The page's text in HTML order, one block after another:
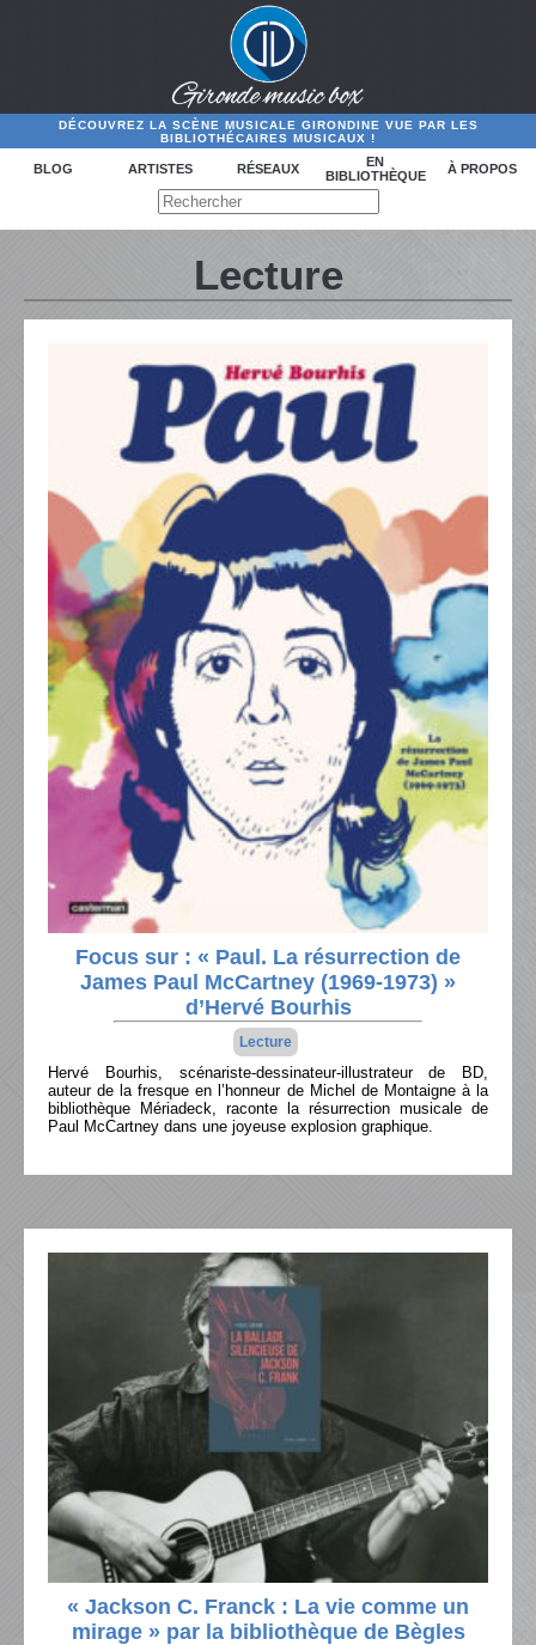
DÉCOUVREZ LA SCÈNE MUSICALE GIRONDINE VUE PAR LES
BIBLIOTHÉCAIRES MUSICAUX !
BLOG ARTISTES RÉSEAUX
EN
BIBLIOTHÈQUE
À PROPOS
Lecture
Focus sur : « Paul. La résurrection de
James Paul McCartney (1969-1973) »
d’Hervé Bourhis
Lecture
Hervé Bourhis, scénariste-dessinateur-illustrateur de BD,
auteur de la fresque en l’honneur de Michel de Montaigne à la
bibliothèque Mériadeck, raconte la résurrection musicale de
Paul McCartney dans une joyeuse explosion graphique.
« Jackson C. Franck : La vie comme un
mirage » par la bibliothèque de Bègles